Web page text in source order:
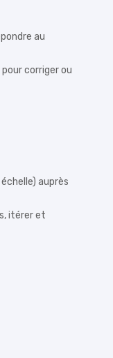
au
corriger ou
auprès
itérer et